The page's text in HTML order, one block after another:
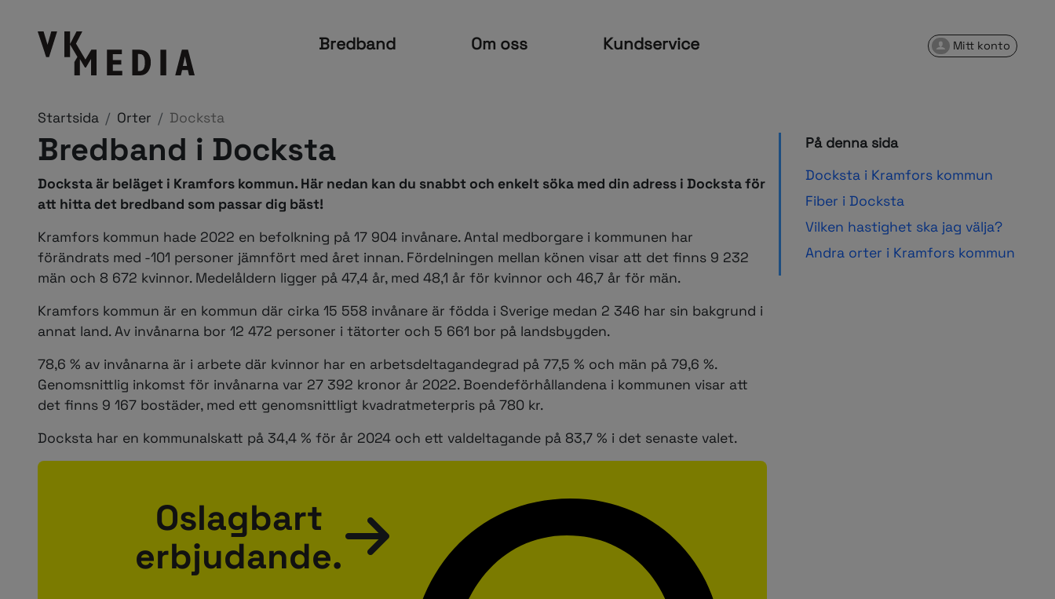
Bredband Om oss Kundservice Mitt konto
Startsida Orter Docksta
Bredband i Docksta
Docksta är beläget i Kramfors kommun. Här nedan kan du snabbt och enkelt söka med din adress i Docksta för
att hitta det bredband som passar dig bäst!
Kramfors kommun hade 2022 en befolkning på 17 904 invånare. Antal medborgare i kommunen har
förändrats med -101 personer jämnfört med året innan. Fördelningen mellan könen visar att det finns 9 232
män och 8 672 kvinnor. Medelåldern ligger på 47,4 år, med 48,1 år för kvinnor och 46,7 år för män.
Kramfors kommun är en kommun där cirka 15 558 invånare är födda i Sverige medan 2 346 har sin bakgrund i
annat land. Av invånarna bor 12 472 personer i tätorter och 5 661 bor på landsbygden.
78,6 % av invånarna är i arbete där kvinnor har en arbetsdeltagandegrad på 77,5 % och män på 79,6 %.
Genomsnittlig inkomst för invånarna var 27 392 kronor år 2022. Boendeförhållandena i kommunen visar att
det finns 9 167 bostäder, med ett genomsnittligt kvadratmeterpris på 780 kr.
Docksta har en kommunalskatt på 34,4 % för år 2024 och ett valdeltagande på 83,7 % i det senaste valet.
Oslagbart
erbjudande.
På denna sida
Docksta i Kramfors kommun
Fiber i Docksta
Vilken hastighet ska jag välja?
Andra orter i Kramfors kommun